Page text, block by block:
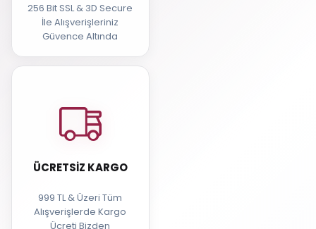
256 Bit SSL & 3D Secure
İle Alışverişleriniz
Güvence Altında
ÜCRETSIZ KARGO
999 TL & Üzeri Tüm
Alışverişlerde Kargo
Ücreti Bizden